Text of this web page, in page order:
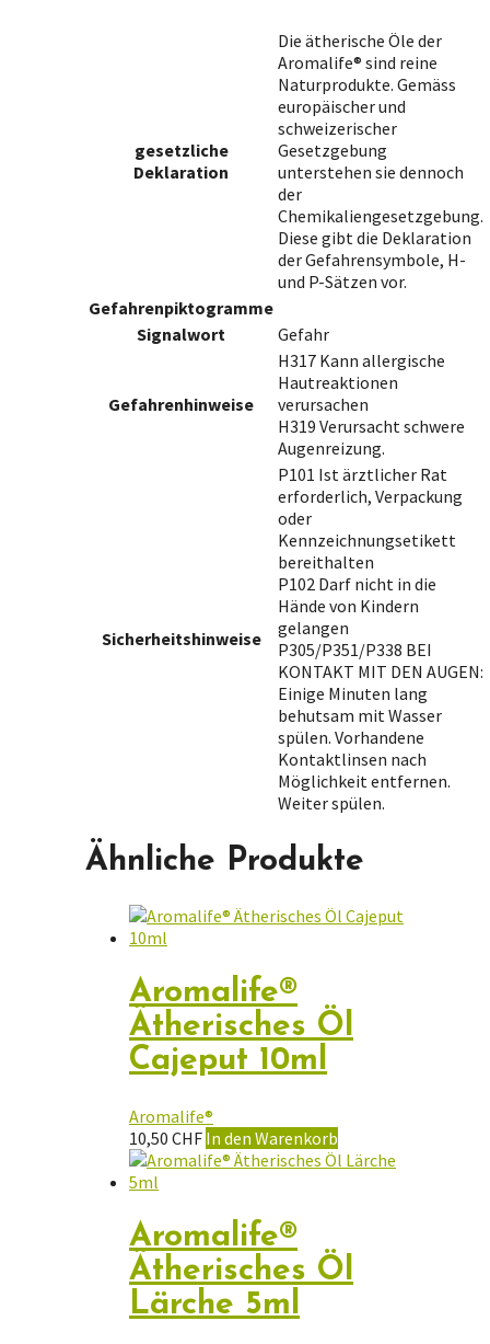
gesetzliche
Deklaration
Die ätherische Öle der
Aromalife® sind reine
Naturprodukte. Gemäss
europäischer und
schweizerischer
Gesetzgebung
unterstehen sie dennoch
der
Chemikaliengesetzgebung.
Diese gibt die Deklaration
der Gefahrensymbole, H-
und P-Sätzen vor.
Gefahrenpiktogramme
Signalwort
Gefahr
Gefahrenhinweise
H317 Kann allergische
Hautreaktionen
verursachen
H319 Verursacht schwere
Augenreizung.
Sicherheitshinweise
P101 Ist ärztlicher Rat
erforderlich, Verpackung
oder
Kennzeichnungsetikett
bereithalten
P102 Darf nicht in die
Hände von Kindern
gelangen
P305/P351/P338 BEI
KONTAKT MIT DEN AUGEN:
Einige Minuten lang
behutsam mit Wasser
spülen. Vorhandene
Kontaktlinsen nach
Möglichkeit entfernen.
Weiter spülen.
Ähnliche Produkte
Aromalife®
Ätherisches Öl
Cajeput 10ml
Aromalife®
10,50 CHF In den Warenkorb
Aromalife®
Ätherisches Öl
Lärche 5ml